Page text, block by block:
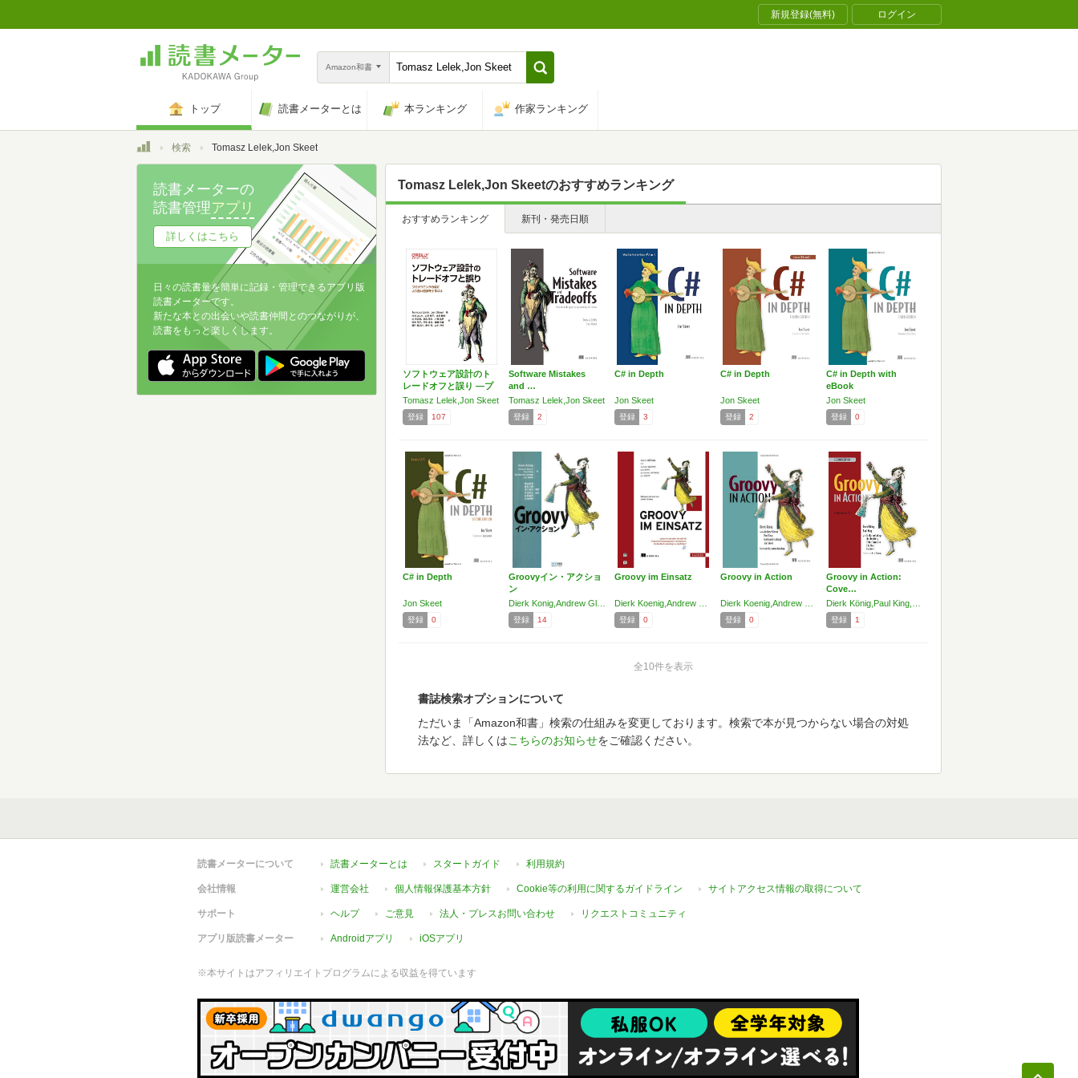
新規登録(無料) ログイン
Amazon和書
トップ 読書メーターとは 本ランキング 作家ランキング
トップ検索 Tomasz Lelek,Jon Skeet
Tomasz Lelek,Jon Skeetのおすすめランキング
おすすめランキング 新刊・発売日順
ソフトウェア設計のト
レードオフと誤り ―プ
ロ…
Tomasz Lelek,Jon Skeet
登録 107
Software Mistakes
and …
Tomasz Lelek,Jon Skeet
登録 2
C# in Depth
Jon Skeet
登録 3
C# in Depth
Jon Skeet
登録 2
C# in Depth with
eBook
Jon Skeet
登録 0
C# in Depth
Jon Skeet
登録 0
Groovyイン・アクショ
ン
登録 14
Groovy im Einsatz
登録 0
Groovy in Action
登録 0
Groovy in Action:
Cove…
登録 1
全10件を表示
書誌検索オプションについて
ただいま「Amazon和書」検索の仕組みを変更しております。検索で本が見つからない場合の対処
法など、詳しくはこちらのお知らせをご確認ください。
読書メーターの
読書管理アプリ
詳しくはこちら
日々の読書量を簡単に記録・管理できるアプリ版
読書メーターです。
新たな本との出会いや読書仲間とのつながりが、
読書をもっと楽しくします。
読書メーターについて 読書メーターとは スタートガイド 利用規約
会社情報 運営会社 個人情報保護基本方針 Cookie等の利用に関するガイドライン サイトアクセス情報の取得について
サポート ヘルプ ご意見 法人・プレスお問い合わせ リクエストコミュニティ
アプリ版読書メーター Androidアプリ iOSアプリ
※本サイトはアフィリエイトプログラムによる収益を得ています